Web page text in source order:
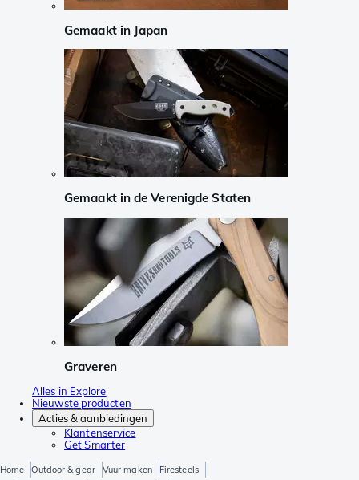
Gemaakt in Japan
Gemaakt in de Verenigde Staten
Graveren
Alles in Explore
Nieuwste producten
Acties & aanbiedingen
Klantenservice
Get Smarter
Home Outdoor & gear Vuur maken
Firesteels